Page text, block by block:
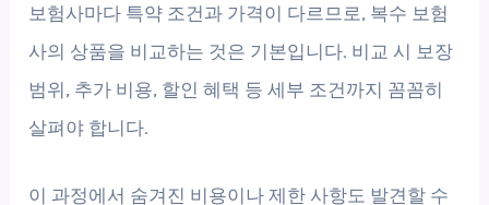
보험사마다 특약 조건과 가격이 다르므로, 복수 보험
사의 상품을 비교하는 것은 기본입니다. 비교 시 보장
범위, 추가 비용, 할인 혜택 등 세부 조건까지 꼼꼼히
살펴야 합니다.
이 과정에서 숨겨진 비용이나 제한 사항도 발견할 수